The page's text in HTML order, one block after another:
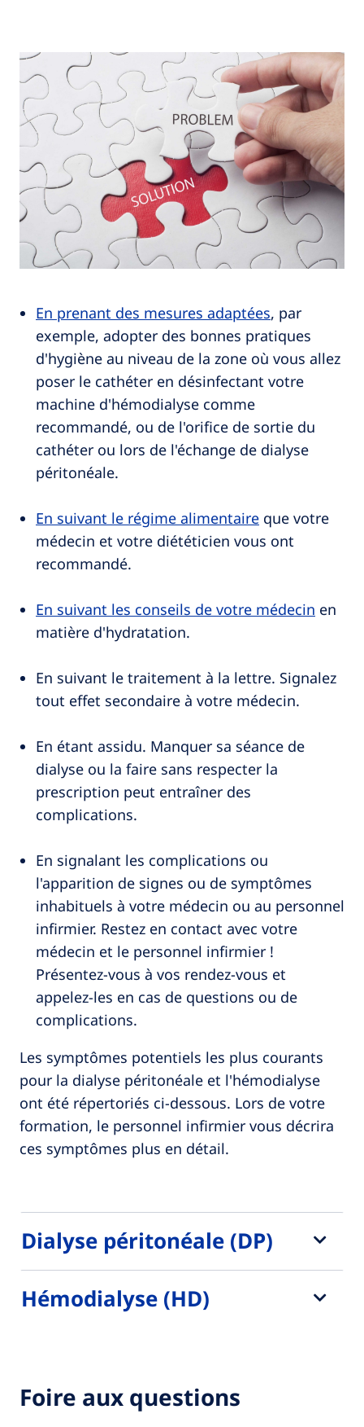
En prenant des mesures adaptées, par
exemple, adopter des bonnes pratiques
d'hygiène au niveau de la zone où vous allez
poser le cathéter en désinfectant votre
machine d'hémodialyse comme
recommandé, ou de l'orifice de sortie du
cathéter ou lors de l'échange de dialyse
péritonéale.
En suivant le régime alimentaire que votre
médecin et votre diététicien vous ont
recommandé.
En suivant les conseils de votre médecin en
matière d'hydratation.
En suivant le traitement à la lettre. Signalez
tout effet secondaire à votre médecin.
En étant assidu. Manquer sa séance de
dialyse ou la faire sans respecter la
prescription peut entraîner des
complications.
En signalant les complications ou
l'apparition de signes ou de symptômes
inhabituels à votre médecin ou au personnel
infirmier. Restez en contact avec votre
médecin et le personnel infirmier !
Présentez-vous à vos rendez-vous et
appelez-les en cas de questions ou de
complications.
Les symptômes potentiels les plus courants
pour la dialyse péritonéale et l'hémodialyse
ont été répertoriés ci-dessous. Lors de votre
formation, le personnel infirmier vous décrira
ces symptômes plus en détail.
Dialyse péritonéale (DP)
Hémodialyse (HD)
Foire aux questions